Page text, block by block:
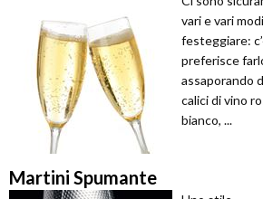
vari e vari
festeggiare:
preferisce
assaporando
calici di vino
bianco, ...
Martini Spumante